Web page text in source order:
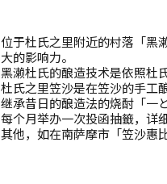
位于杜氏之里附近的村落「黑
大的影响力。
黑濑杜氏的酿造技术是依照杜
杜氏之里笠沙是在笠沙的手工
继承昔日的酿造法的烧酎「一
每个月举办一次投函抽籤，详
其他，如在南萨摩市「笠沙惠